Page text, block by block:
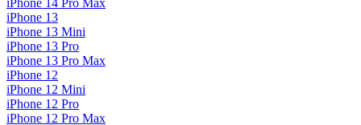
iPhone 14 Pro Max
iPhone 13
iPhone 13 Mini
iPhone 13 Pro
iPhone 13 Pro Max
iPhone 12
iPhone 12 Mini
iPhone 12 Pro
iPhone 12 Pro Max